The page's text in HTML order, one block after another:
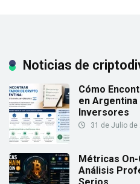
Noticias de
Cómo
en Argentina
Inversores
31 de Julio de
Métricas On-
Análisis